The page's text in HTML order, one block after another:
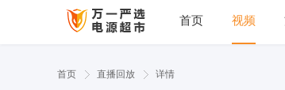
首页 视频
首页 直播回放 详情